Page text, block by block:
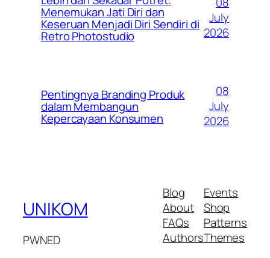
Menemukan Jati Diri dan
Keseruan Menjadi Diri Sendiri di
Retro Photostudio
July
2026
Pentingnya Branding Produk
dalam Membangun
Kepercayaan Konsumen
08
July
2026
UNIKOM
PWNED
Blog
About
FAQs
Authors
Events
Shop
Patterns
Themes